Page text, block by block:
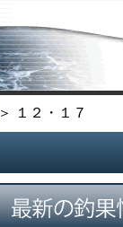
＞ １２・１７